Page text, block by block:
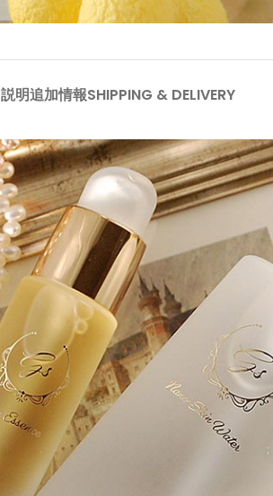
説明追加情報SHIPPING & DELIVERY